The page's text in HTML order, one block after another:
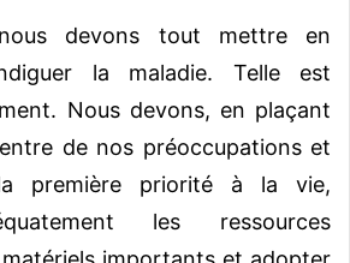
nous devons tout mettre en
la maladie. Telle est
Nous devons, en plaçant
de nos préoccupations et
première priorité à la vie,
les ressources